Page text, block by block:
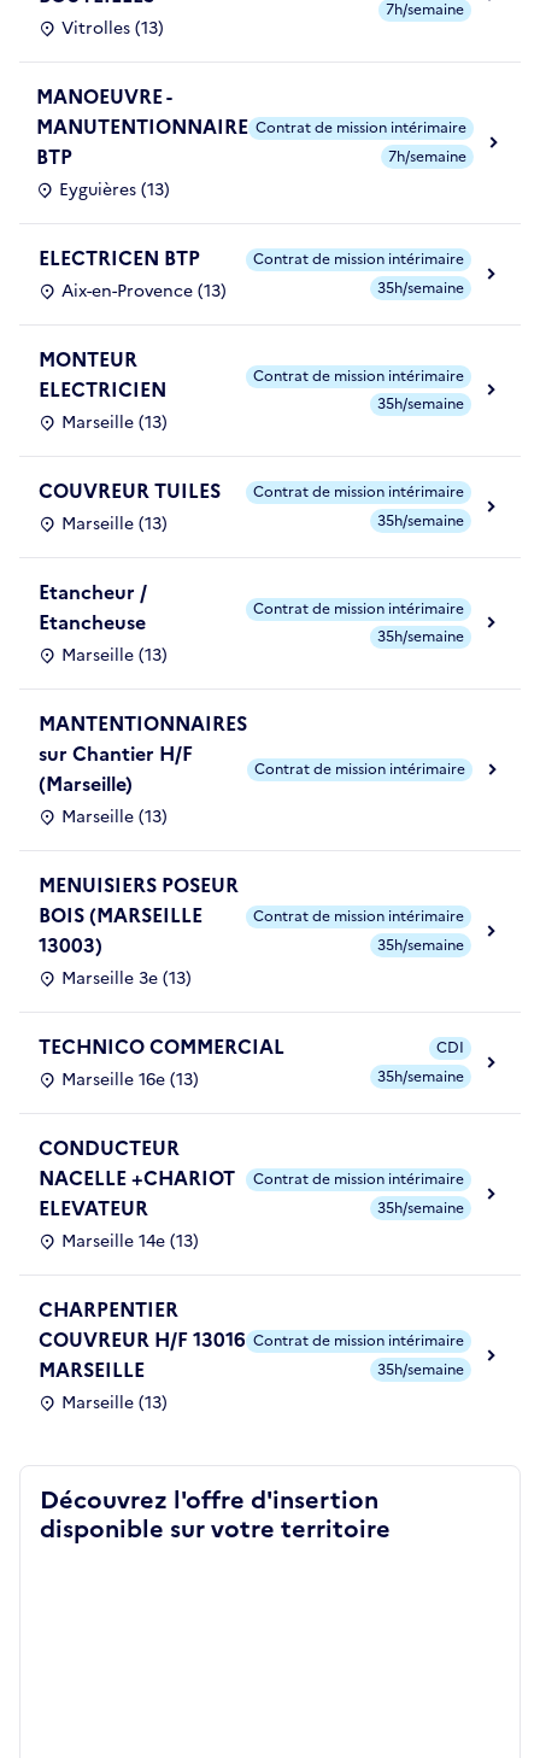
Vitrolles (13)
7h/semaine
MANOEUVRE -
MANUTENTIONNAIRE
BTP
Eyguières (13)
Contrat de mission intérimaire
7h/semaine
ELECTRICEN BTP
Aix-en-Provence (13)
Contrat de mission intérimaire
35h/semaine
MONTEUR
ELECTRICIEN
Marseille (13)
Contrat de mission intérimaire
35h/semaine
COUVREUR TUILES
Marseille (13)
Contrat de mission intérimaire
35h/semaine
Etancheur /
Etancheuse
Marseille (13)
Contrat de mission intérimaire
35h/semaine
MANTENTIONNAIRES
sur Chantier H/F
(Marseille)
Marseille (13)
Contrat de mission intérimaire
MENUISIERS POSEUR
BOIS (MARSEILLE
13003)
Marseille 3e (13)
Contrat de mission intérimaire
35h/semaine
TECHNICO COMMERCIAL
Marseille 16e (13)
CDI
35h/semaine
CONDUCTEUR
NACELLE +CHARIOT
ELEVATEUR
Marseille 14e (13)
Contrat de mission intérimaire
35h/semaine
CHARPENTIER
COUVREUR H/F 13016
MARSEILLE
Marseille (13)
Contrat de mission intérimaire
35h/semaine
Découvrez l'offre d'insertion
disponible sur votre territoire